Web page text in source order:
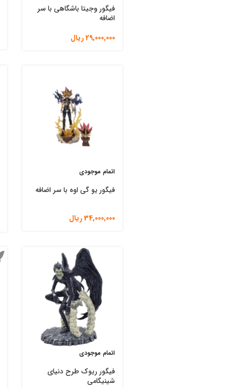
فیگور وجیتا باشگاهی با سر
اضافه
29,000,000ریال
اتمام موجودی
فیگور یو گی اوه با سر اضافه
34,000,000ریال
اتمام موجودی
فیگور ریوک طرح دنیای
شینیگامی